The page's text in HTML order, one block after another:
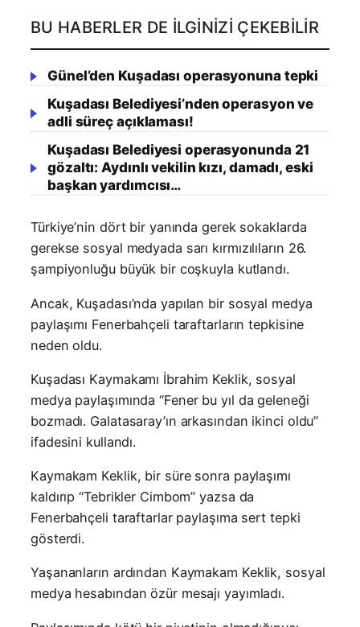
BU HABERLER DE İLGINIZI ÇEKEBILIR
Günel’den Kuşadası operasyonuna tepki
Kuşadası Belediyesi’nden operasyon ve
adli süreç açıklaması!
Kuşadası Belediyesi operasyonunda 21
gözaltı: Aydınlı vekilin kızı, damadı, eski
başkan yardımcısı…
Türkiye’nin dört bir yanında gerek sokaklarda
gerekse sosyal medyada sarı kırmızılıların 26.
şampiyonluğu büyük bir coşkuyla kutlandı.
Ancak, Kuşadası’nda yapılan bir sosyal medya
paylaşımı Fenerbahçeli taraftarların tepkisine
neden oldu.
Kuşadası Kaymakamı İbrahim Keklik, sosyal
medya paylaşımında “Fener bu yıl da geleneği
bozmadı. Galatasaray’ın arkasından ikinci oldu”
ifadesini kullandı.
Kaymakam Keklik, bir süre sonra paylaşımı
kaldırıp “Tebrikler Cimbom” yazsa da
Fenerbahçeli taraftarlar paylaşıma sert tepki
gösterdi.
Yaşananların ardından Kaymakam Keklik, sosyal
medya hesabından özür mesajı yayımladı.